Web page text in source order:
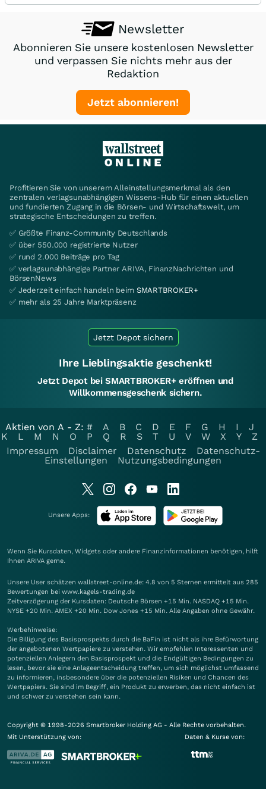
Newsletter
Abonnieren Sie unsere kostenlosen Newsletter
und verpassen Sie nichts mehr aus der
Redaktion
Jetzt abonnieren!
Profitieren Sie von unserem Alleinstellungsmerkmal als den
zentralen verlagsunabhängigen Wissens-Hub für einen aktuellen
und fundierten Zugang in die Börsen- und Wirtschaftswelt, um
strategische Entscheidungen zu treffen.
✅ Größte Finanz-Community Deutschlands
✅ über 550.000 registrierte Nutzer
✅ rund 2.000 Beiträge pro Tag
✅ verlagsunabhängige Partner ARIVA, FinanzNachrichten und
BörsenNews
✅ Jederzeit einfach handeln beim SMARTBROKER+
✅ mehr als 25 Jahre Marktpräsenz
Jetzt Depot sichern
Ihre Lieblingsaktie geschenkt!
Jetzt Depot bei SMARTBROKER+ eröffnen und
Willkommensgeschenk sichern.
Aktien von A - Z: # A B C D E F G H I
J
K
L M N O P Q R S T U V W X Y
Z
Impressum
Disclaimer Datenschutz
Datenschutz-
Einstellungen
Nutzungsbedingungen
Unsere Apps:
Wenn Sie Kursdaten, Widgets oder andere Finanzinformationen benötigen, hilft
Ihnen ARIVA gerne.
Unsere User schätzen wallstreet-online.de: 4.8 von 5 Sternen ermittelt aus 285
Bewertungen bei www.kagels-trading.de
Zeitverzögerung der Kursdaten: Deutsche Börsen +15 Min. NASDAQ +15 Min.
NYSE +20 Min. AMEX +20 Min. Dow Jones +15 Min. Alle Angaben ohne Gewähr.
Werbehinweise:
Die Billigung des Basisprospekts durch die BaFin ist nicht als ihre Befürwortung
der angebotenen Wertpapiere zu verstehen. Wir empfehlen Interessenten und
potenziellen Anlegern den Basisprospekt und die Endgültigen Bedingungen zu
lesen, bevor sie eine Anlageentscheidung treffen, um sich möglichst umfassend
zu informieren, insbesondere über die potenziellen Risiken und Chancen des
Wertpapiers. Sie sind im Begriff, ein Produkt zu erwerben, das nicht einfach ist
und schwer zu verstehen sein kann.
Copyright © 1998-2026 Smartbroker Holding AG - Alle Rechte vorbehalten.
Mit Unterstützung von:
Daten & Kurse von: